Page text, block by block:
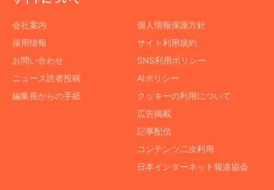
会社案内
採用情報
お問い合わせ
ニュース読者投稿
編集長からの手紙
個人情報保護方針
サイト利用規約
SNS利用ポリシー
AIポリシー
クッキーの利用について
広告掲載
記事配信
コンテンツ二次利用
日本インターネット報道協会